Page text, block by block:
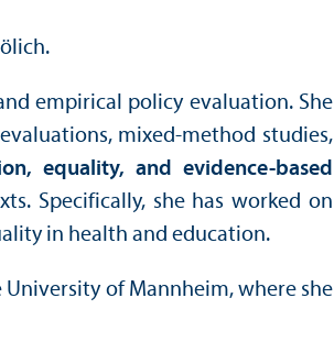
empirical policy evaluation. She
mixed-method studies,
equality, and evidence-based
Specifically, she has worked on
in health and education.
of Mannheim, where she